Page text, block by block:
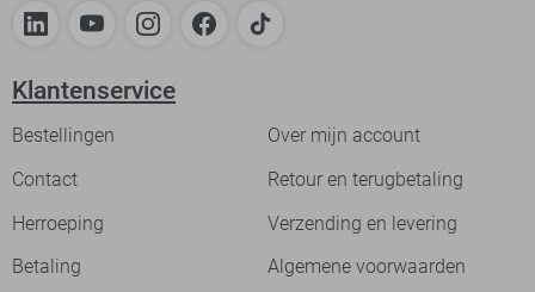
Klantenservice
Bestellingen
Over mijn account
Contact
Retour en terugbetaling
Herroeping
Verzending en levering
Betaling
Algemene voorwaarden